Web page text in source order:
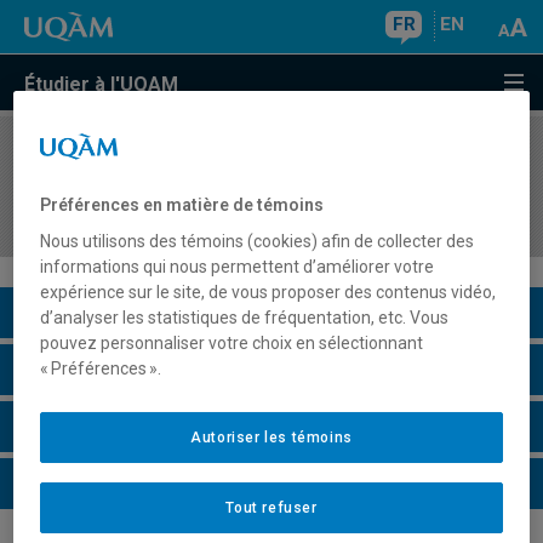
FR EN
Étudier à l'UQAM
COURS//
psychologiques dans les troubles neurocognitifs
Description du cours
Horaire - Été 2026
Horaire - Automne 2026
Horaire - Hiver 2027
Préférences en matière de témoins
Nous utilisons des témoins (cookies) afin de collecter des
informations qui nous permettent d’améliorer votre
expérience sur le site, de vous proposer des contenus vidéo,
d’analyser les statistiques de fréquentation, etc. Vous
pouvez personnaliser votre choix en sélectionnant
« Préférences ».
Tout refuser
Autoriser les témoins